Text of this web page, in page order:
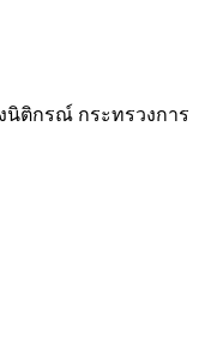
นิติกรณ์ กระทรวงการ